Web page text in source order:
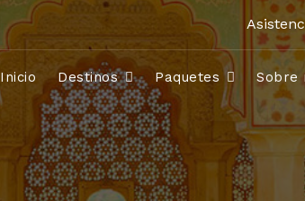
Inicio Destinos Paquetes Sobre